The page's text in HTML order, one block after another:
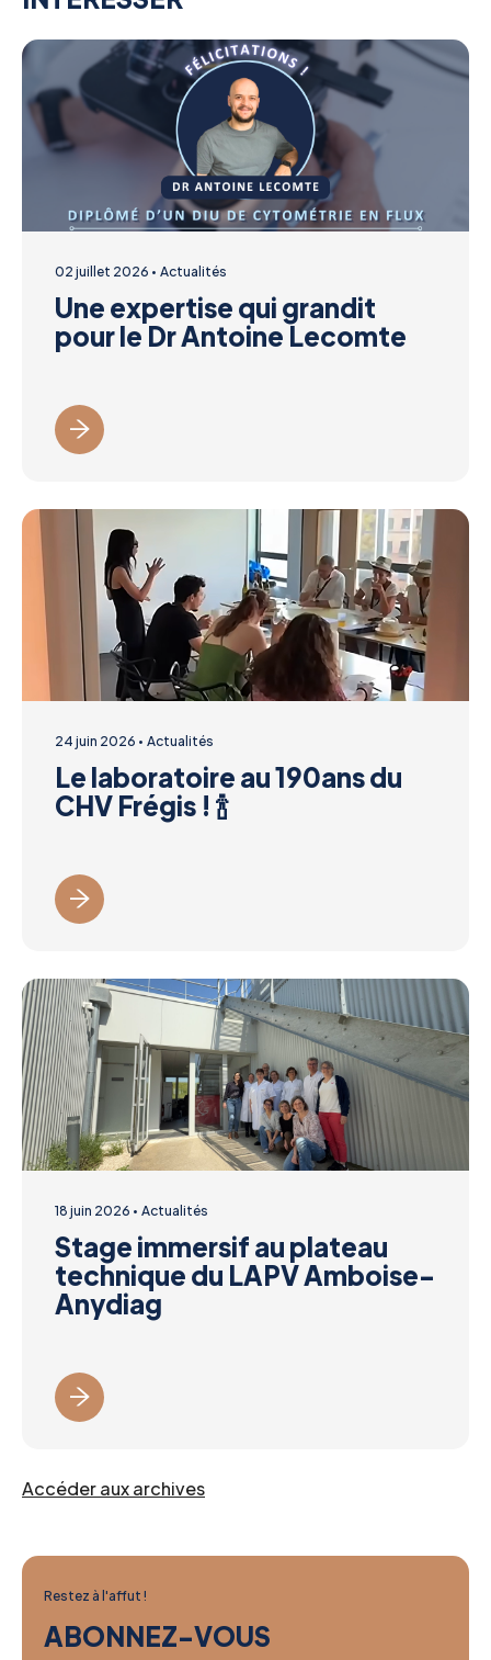
02 juillet 2026 Actualités
Une expertise qui grandit
pour le Dr Antoine Lecomte
24 juin 2026 Actualités
Le laboratoire au 190ans du
CHV Frégis ! 🍾
18 juin 2026 Actualités
Stage immersif au plateau
technique du LAPV Amboise-
Anydiag
Accéder aux archives
Restez à l'affut !
ABONNEZ-VOUS